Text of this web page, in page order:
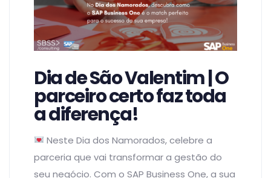
Dia de São Valentim | O
parceiro certo faz toda
a diferença!
Neste Dia dos Namorados, celebre a
parceria que vai transformar a gestão do
seu negócio. Com o SAP Business One, a sua